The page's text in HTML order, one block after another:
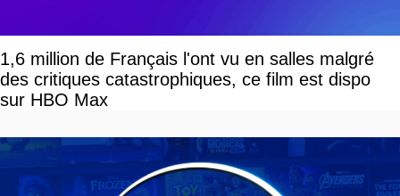
1,6 million de Français l'ont vu en salles malgré
des critiques catastrophiques, ce film est dispo
sur HBO Max